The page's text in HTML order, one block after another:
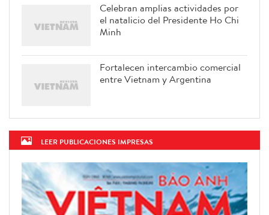
Celebran amplias actividades por
el natalicio del Presidente Ho Chi
Minh
Fortalecen intercambio comercial
entre Vietnam y Argentina
LEER PUBLICACIONES IMPRESAS